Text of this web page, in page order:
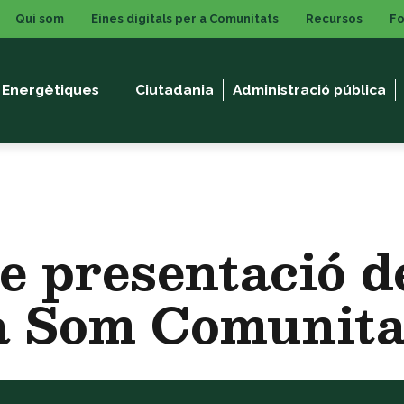
Qui som Eines digitals per a Comunitats Recursos
Ciutadania Administració pública
presentació